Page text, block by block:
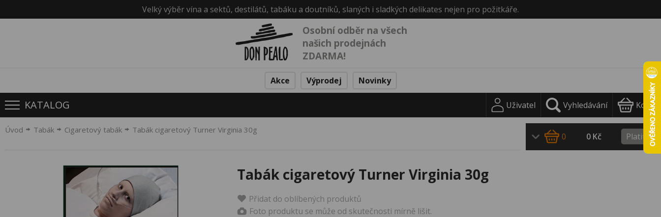
Velký výběr vína a sektů, destilátů, tabáku a doutníků, slaných i sladkých delikates nejen pro požitkáře.
Osobní odběr na všech
našich prodejnách
ZDARMA!
Akce Výprodej Novinky
KATALOG Uživatel Vyhledávání Košík
Úvod Tabák Cigaretový tabák Tabák cigaretový Turner Virginia 30g
Tabák cigaretový Turner Virginia 30g
Přidat do oblíbených produktů
Foto produktu se může od skutečnosti mírně lišit.
0 0 Kč Platit